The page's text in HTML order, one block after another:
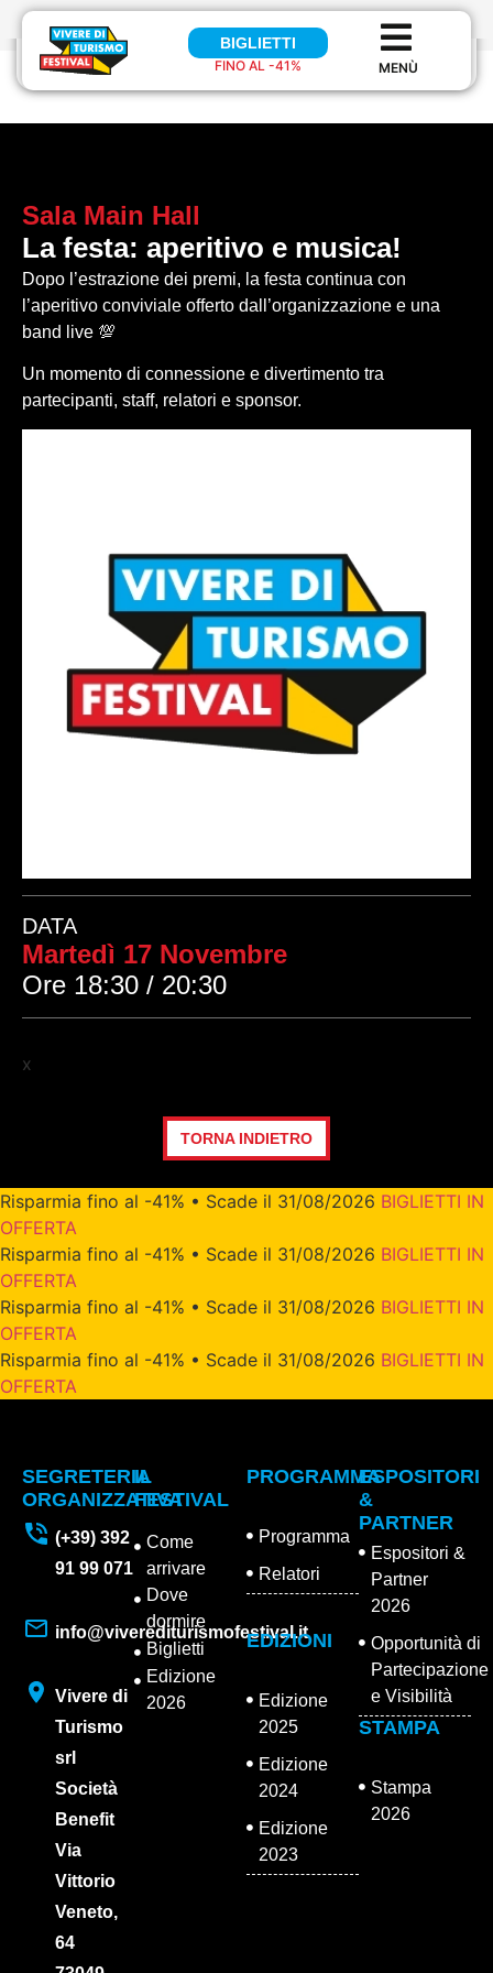
BIGLIETTI
FINO AL 41%
BIGLIETTI
FINO AL -41%
Sala Main Hall
La festa: aperitivo e musica!
Dopo l’estrazione dei premi, la festa continua con
l’aperitivo conviviale offerto dall’organizzazione e una
band live 💯
Un momento di connessione e divertimento tra
partecipanti, staff, relatori e sponsor.
DATA
Martedì 17 Novembre
Ore 18:30 / 20:30
x
TORNA INDIETRO
Risparmia fino al -41% • Scade il 31/08/2026 BIGLIETTI IN
OFFERTA
Risparmia fino al -41% • Scade il 31/08/2026 BIGLIETTI IN
OFFERTA
Risparmia fino al -41% • Scade il 31/08/2026 BIGLIETTI IN
OFFERTA
Risparmia fino al -41% • Scade il 31/08/2026 BIGLIETTI IN
OFFERTA
SEGRETERIA
ORGANIZZATIVA
(+39) 392
91 99 071
info@viverediturismofestival.it
Vivere di
Turismo
srl
Società
Benefit
Via
Vittorio
Veneto,
64
IL
FESTIVAL
Come
arrivare
Dove
dormire
Biglietti
Edizione
2026
PROGRAMMA
Programma
Relatori
EDIZIONI
Edizione
2025
Edizione
2024
Edizione
2023
ESPOSITORI
&
PARTNER
Espositori &
Partner
2026
Opportunità di
Partecipazione
e Visibilità
STAMPA
Stampa
2026